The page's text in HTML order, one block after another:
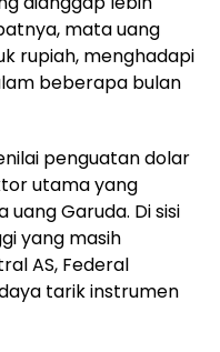
mata uang
rupiah, menghadapi
beberapa bulan
penguatan dolar
utama yang
Garuda. Di sisi
yang masih
AS, Federal
tarik instrumen